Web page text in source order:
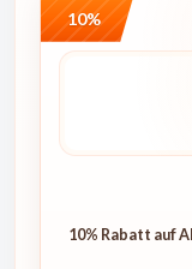
10%
10% Rabatt auf